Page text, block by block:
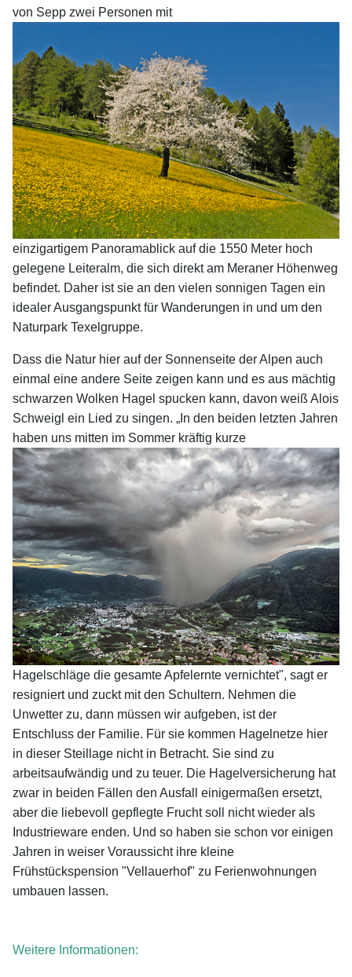
von Sepp zwei Personen mit
einzigartigem Panoramablick auf die 1550 Meter hoch
gelegene Leiteralm, die sich direkt am Meraner Höhenweg
befindet. Daher ist sie an den vielen sonnigen Tagen ein
idealer Ausgangspunkt für Wanderungen in und um den
Naturpark Texelgruppe.
Dass die Natur hier auf der Sonnenseite der Alpen auch
einmal eine andere Seite zeigen kann und es aus mächtig
schwarzen Wolken Hagel spucken kann, davon weiß Alois
Schweigl ein Lied zu singen. „In den beiden letzten Jahren
haben uns mitten im Sommer kräftig kurze
Hagelschläge die gesamte Apfelernte vernichtet", sagt er
resigniert und zuckt mit den Schultern. Nehmen die
Unwetter zu, dann müssen wir aufgeben, ist der
Entschluss der Familie. Für sie kommen Hagelnetze hier
in dieser Steillage nicht in Betracht. Sie sind zu
arbeitsaufwändig und zu teuer. Die Hagelversicherung hat
zwar in beiden Fällen den Ausfall einigermaßen ersetzt,
aber die liebevoll gepflegte Frucht soll nicht wieder als
Industrieware enden. Und so haben sie schon vor einigen
Jahren in weiser Voraussicht ihre kleine
Frühstückspension "Vellauerhof" zu Ferienwohnungen
umbauen lassen.
Weitere Informationen: